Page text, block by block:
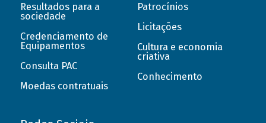
Resultados para a
sociedade
Credenciamento de
Equipamentos
Consulta PAC
Moedas contratuais
Patrocínios
Licitações
Cultura e economia
criativa
Conhecimento